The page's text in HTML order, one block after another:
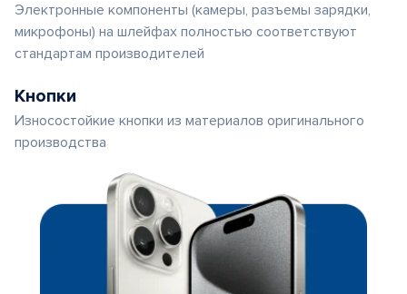
Электронные компоненты (камеры, разъемы зарядки,
микрофоны) на шлейфах полностью соответствуют
стандартам производителей
Кнопки
Износостойкие кнопки из материалов оригинального
производства